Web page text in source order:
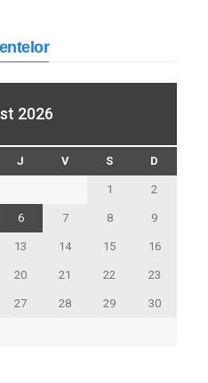
2026
J V S D
1 2
6 7 8 9
13 14 15 16
20 21 22 23
27 28 29 30